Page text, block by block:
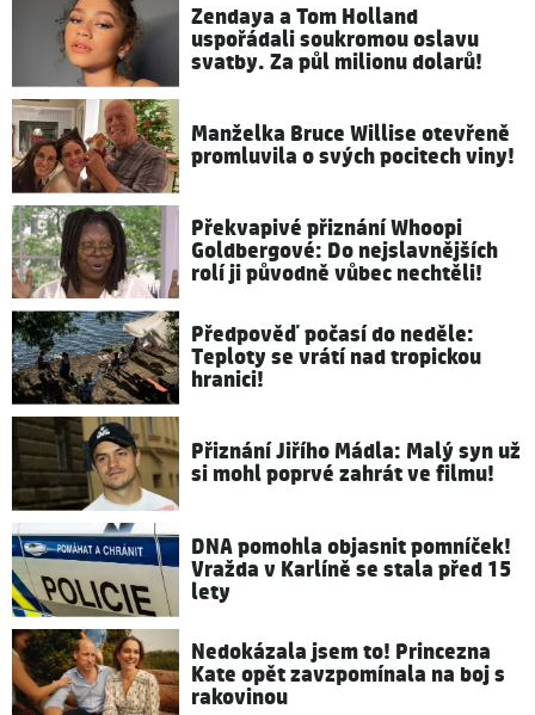
Zendaya a Tom Holland
uspořádali soukromou oslavu
svatby. Za půl milionu dolarů!
Manželka Bruce Willise otevřeně
promluvila o svých pocitech viny!
Překvapivé přiznání Whoopi
Goldbergové: Do nejslavnějších
rolí ji původně vůbec nechtěli!
Předpověď počasí do neděle:
Teploty se vrátí nad tropickou
hranici!
Přiznání Jiřího Mádla: Malý syn už
si mohl poprvé zahrát ve filmu!
DNA pomohla objasnit pomníček!
Vražda v Karlíně se stala před 15
lety
Nedokázala jsem to! Princezna
Kate opět zavzpomínala na boj s
rakovinou